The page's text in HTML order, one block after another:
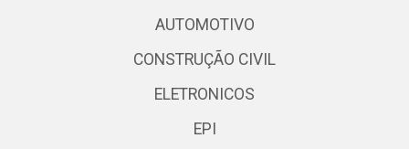
AUTOMOTIVO
CONSTRUÇÃO CIVIL
ELETRONICOS
EPI